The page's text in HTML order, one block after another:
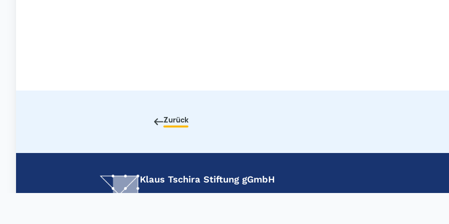
Zurück
Klaus Tschira Stiftung gGmbH